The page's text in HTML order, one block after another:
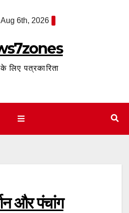
6th, 2026
लिए पत्रकारिता
और पंचांग